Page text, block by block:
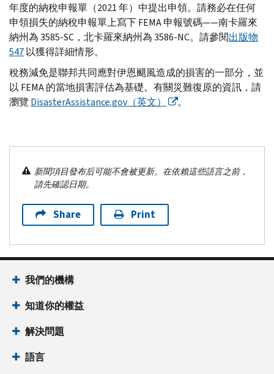
年度的納稅申報單（2021 年）中提出申領。請務必在任何
申領損失的納稅申報單上寫下FEMA申報號碼——南卡羅來
納州為 3585-SC，北卡羅來納州為 3586-NC。請參閱出版物
547以獲得詳細情形。
稅務減免是聯邦共同應對伊恩颶風造成的損害的一部分，並
以 FEMA的當地損害評估為基礎。有關災難復原的資訊，請
瀏覽 DisasterAssistance.gov（英文） 。
新聞項目發布后可能不會被更新。在依賴這些語言之前，
請先確認日期。
Share Print
我們的機構
知道你的權益
解決問題
語言